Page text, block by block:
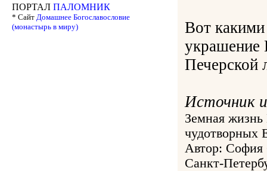
ПОРТАЛ ПАЛОМНИК
* Сайт Домашнее Богославословие
(монастырь в миру)
Вот
украшение
Печерской
Источник
Земная жизнь
чудотворных
Автор: София
Санкт-